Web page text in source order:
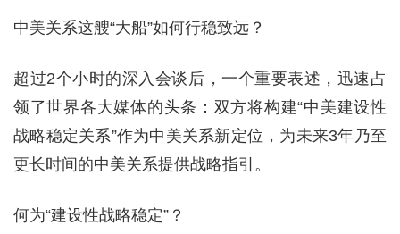
中美关系这艘“大船”如何行稳致远？
超过2个小时的深入会谈后，一个重要表述，迅速占
领了世界各大媒体的头条：双方将构建“中美建设性
战略稳定关系”作为中美关系新定位，为未来3年乃至
更长时间的中美关系提供战略指引。
何为“建设性战略稳定”？